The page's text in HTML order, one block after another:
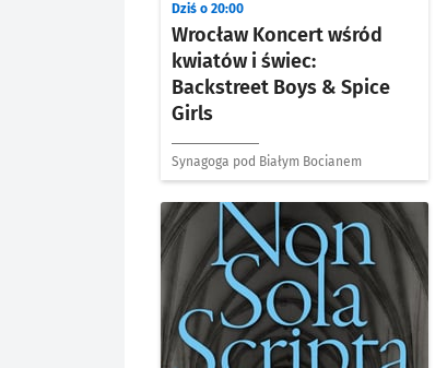
Wrocław Koncert wśród
kwiatów i świec:
Backstreet Boys & Spice
Girls
Dziś o 20:00
Synagoga pod Białym Bocianem